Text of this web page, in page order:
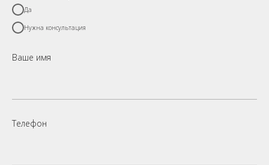
Да
Нужна консультация
Ваше имя
Телефон